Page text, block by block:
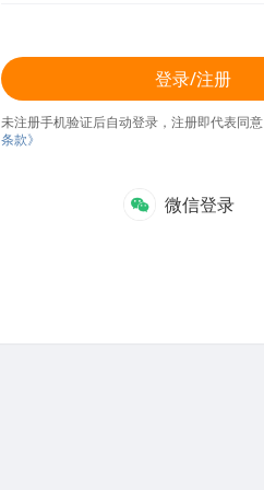
登录/注册
未注册手机验证后自动登录，注册即代表同意
条款》
微信登录